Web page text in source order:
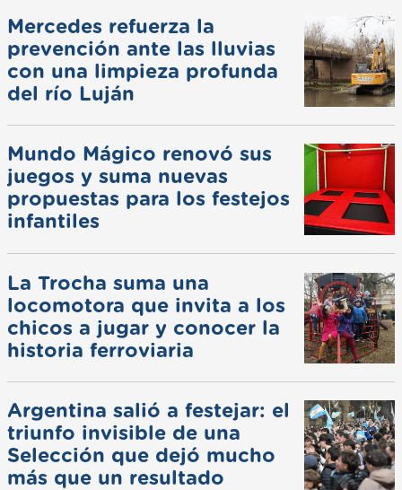
Mercedes refuerza la
prevención ante las lluvias
con una limpieza profunda
del río Luján
Mundo Mágico renovó sus
juegos y suma nuevas
propuestas para los festejos
infantiles
La Trocha suma una
locomotora que invita a los
chicos a jugar y conocer la
historia ferroviaria
Argentina salió a festejar: el
triunfo invisible de una
Selección que dejó mucho
más que un resultado